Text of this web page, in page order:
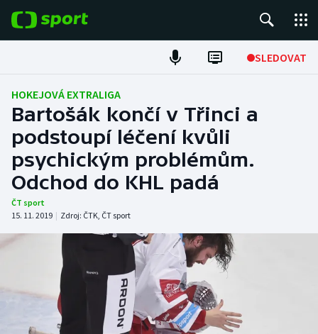
SLEDOVAT
Fotbal
Hokej
Tenis
Atletika
DALŠÍ SPORTY
Americký fotbal
Baseball a softbal
NEPŘEHLÉDNĚTE
Soutěže
HOKEJOVÁ EXTRALIGA
Bartošák končí v Třinci a
podstoupí léčení kvůli
psychickým problémům.
Odchod do KHL padá
ČT sport
15. 11. 2019 | Zdroj: ČTK, ČT sport